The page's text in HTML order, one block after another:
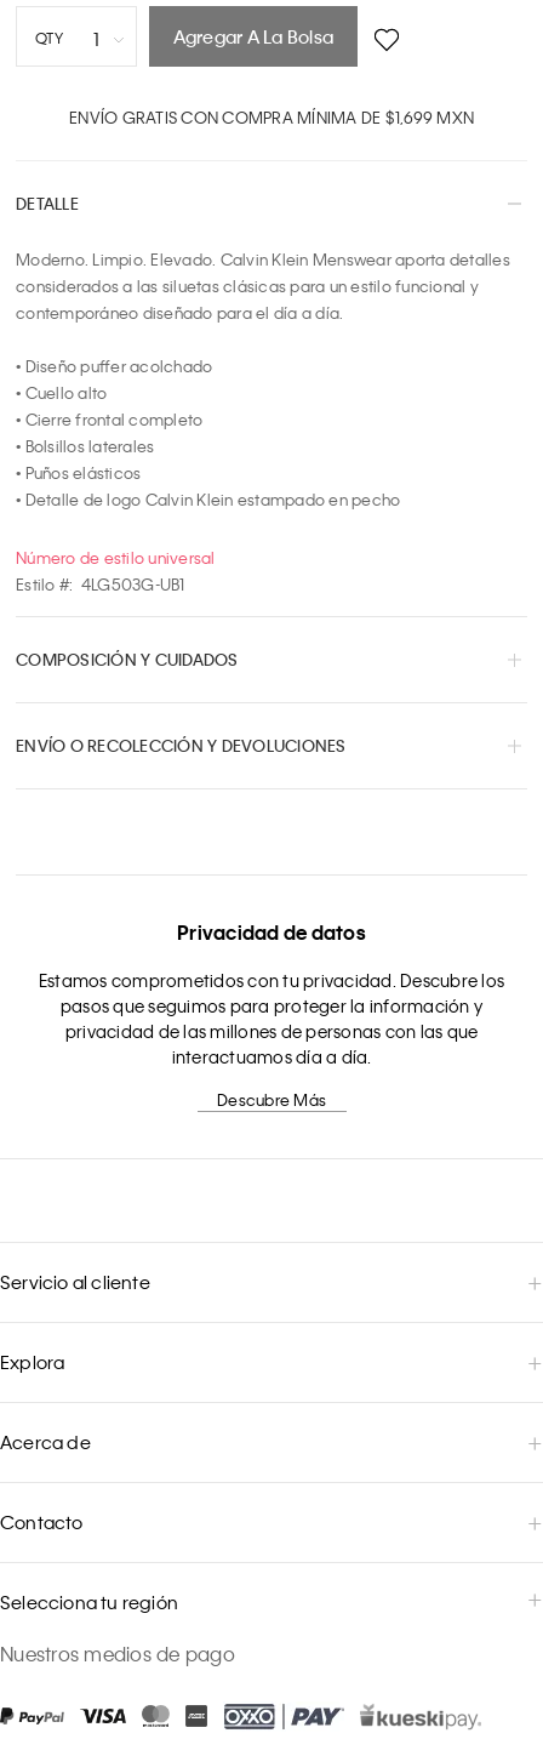
QTY 1
5
7
10
Agregar A La Bolsa
ENVÍO GRATIS CON COMPRA MÍNIMA DE $1,699 MXN
DETALLE
Moderno. Limpio. Elevado. Calvin Klein Menswear aporta detalles
considerados a las siluetas clásicas para un estilo funcional y
contemporáneo diseñado para el día a día.
• Diseño puffer acolchado
• Cuello alto
• Cierre frontal completo
• Bolsillos laterales
• Puños elásticos
• Detalle de logo Calvin Klein estampado en pecho
Número de estilo universal
Estilo #: 4LG503G-UB1
COMPOSICIÓN Y CUIDADOS
ENVÍO O RECOLECCIÓN Y DEVOLUCIONES
Privacidad de datos
Estamos comprometidos con tu privacidad. Descubre los
pasos que seguimos para proteger la información y
privacidad de las millones de personas con las que
interactuamos día a día.
Descubre Más
Servicio al cliente
Explora
Acerca de
Contacto
Selecciona tu región
Nuestros medios de pago